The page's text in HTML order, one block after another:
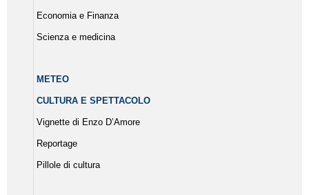
Economia e Finanza
Scienza e medicina
METEO
CULTURA E SPETTACOLO
Vignette di Enzo D’Amore
Reportage
Pillole di cultura